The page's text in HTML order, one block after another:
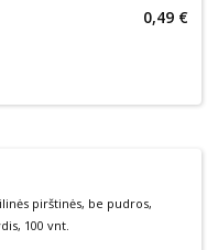
0,49 €
pirštinės, be pudros,
100 vnt.